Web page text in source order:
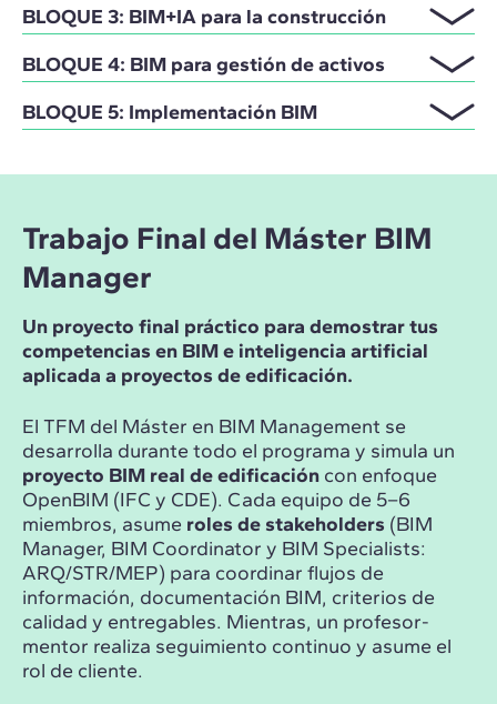
BLOQUE 3: BIM+IA para la construcción
BLOQUE 4: BIM para gestión de activos
BLOQUE 5: Implementación BIM
Trabajo Final del Máster BIM
Manager
Un proyecto final práctico para demostrar tus
competencias en BIM e inteligencia artificial
aplicada a proyectos de edificación.
El TFM del Máster en BIM Management se
desarrolla durante todo el programa y simula un
proyecto BIM real de edificación con enfoque
OpenBIM (IFC y CDE). Cada equipo de 5–6
miembros, asume roles de stakeholders (BIM
Manager, BIM Coordinator y BIM Specialists:
ARQ/STR/MEP) para coordinar flujos de
información, documentación BIM, criterios de
calidad y entregables. Mientras, un profesor-
mentor realiza seguimiento continuo y asume el
rol de cliente.